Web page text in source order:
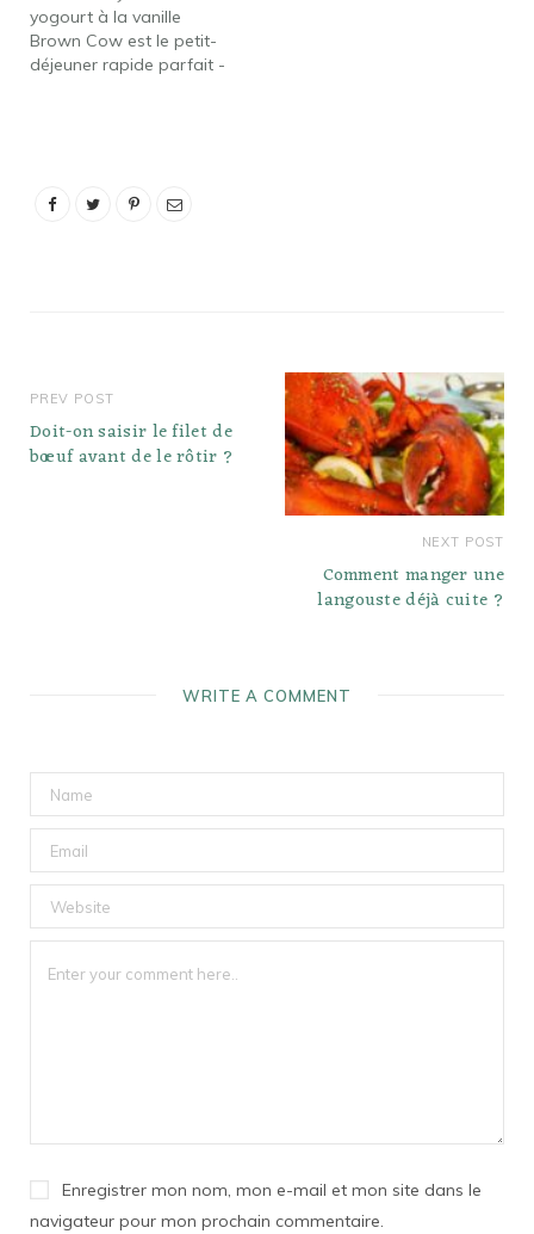
nom de scène est Mizta
Ceo, a déclaré que…
yogourt à la vanille
Brown Cow est le petit-
déjeuner rapide parfait -
individuels vont bien à la
PREV POST
Doit-on saisir le filet de
bœuf avant de le rôtir ?
NEXT POST
Comment manger une
langouste déjà cuite ?
WRITE A COMMENT
Enregistrer mon nom, mon e-mail et mon site dans le
navigateur pour mon prochain commentaire.